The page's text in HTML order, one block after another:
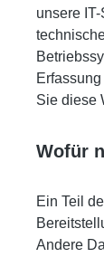
unsere
Sie diese
Wofür
Ein Teil
Andere